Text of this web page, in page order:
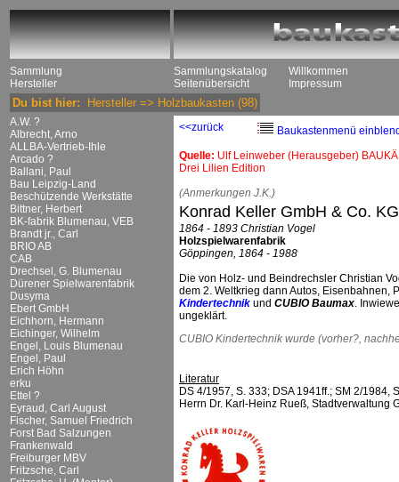
Sammlung
Hersteller
Sammlungskatalog
Seitenübersicht
Willkommen
Impressum
Du bist hier: Hersteller => Holzbaukasten (98)
A.W. ?
Albrecht, Arno
ALLBA-Vertrieb-Ihle
Arcado ?
Ballani, Paul
Bau Leipzig-Land
Beschützende Werkstätte
Bittner, Herbert
BK-fabrik Blumenau, VEB
Brandt jr., Carl
BRIO AB
CAB
Drechsel, G. Blumenau
Dürener Spielwarenfabrik
Dusyma
Ebert GmbH
Eichhorn, Hermann
Eichinger, Wilhelm
Engel, Louis Blumenau
Engel, Paul
Erich Höhn
erku
Ettel ?
Eyraud, Carl August
Fischer, Samuel Friedrich
Forst Bad Salzungen
Frankenwald
Freiburger MBV
Fritzsche, Carl
<<zurück
Baukastenmenü
Quelle: Ulf Leinweber (Herausgeber)
Drei Lilien Edition
(Anmerkungen J.K.)
Konrad Keller GmbH & Co. KG
1864 - 1893 Christian Vogel
Holzspielwarenfabrik
Göppingen, 1864 - 1988
Die von Holz- und Beindrechsler Christian
dem 2. Weltkrieg dann Autos,
Kindertechnik und CUBIO Baumax.
ungeklärt.
CUBIO Kindertechnik wurde (vorher?,
Literatur
DS 4/1957, S. 333; DSA 1941ff.; SM 2/1984,
Herrn Dr. Karl-Heinz Rueß, Stadtverwaltung